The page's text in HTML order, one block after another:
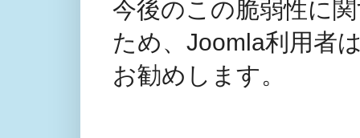
今後のこの脆弱性に
ため、Joomla利用者
お勧めします。